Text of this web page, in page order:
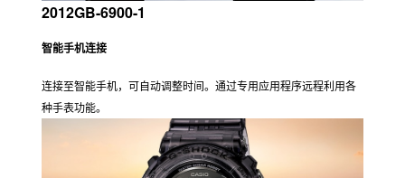
2012GB-6900-1
智能手机连接
连接至智能手机，可自动调整时间。通过专用应用程序远程利用各
种手表功能。